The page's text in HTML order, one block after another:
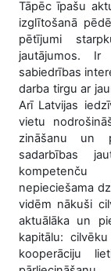
Tāpēc īpašu
izglītošanā
pētījumi
jautājumos.
sabiedrības
darba tirgu ar
Arī Latvijas
vietu
zināšanu un
sadarbības
kompetenču
nepieciešama
vidēm nākuši
aktuālāka un
kapitālu:
kooperāciju